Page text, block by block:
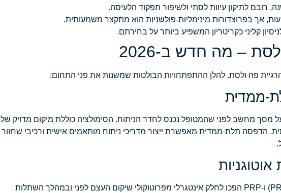
– מה חדש ב-2026
מסך מחשב לפני שהמטופל נכנס לחדר הניתוח. הסימולציה כוללת מיקום מדויק של
הדפסה תלת-ממדית מאפשרת ייצור מדריכי ניתוח מותאמים אישית ורכיבי שחזור
בשנים האחרונות, גורמי גדילה עשירי טסיות (PRF – Platelet Rich Fibrin) ו-PRP הפכו לחלק אינטגרלי מפרוטוקולי שיקום העצם לפני ובמהלך השתלות